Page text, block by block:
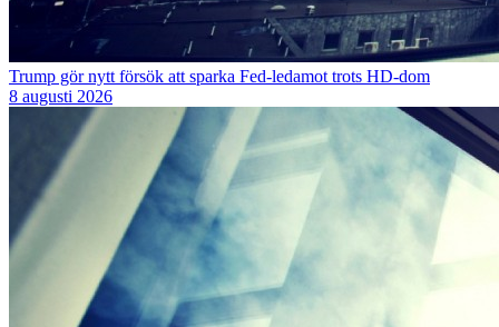
Trump gör nytt försök att sparka Fed-ledamot trots HD-dom
8 augusti 2026